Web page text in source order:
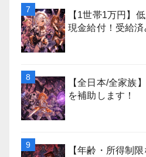
【1世帯1万円】
現金給付！受給
【全日本/全家族
を補助します！
【年齢・所得制